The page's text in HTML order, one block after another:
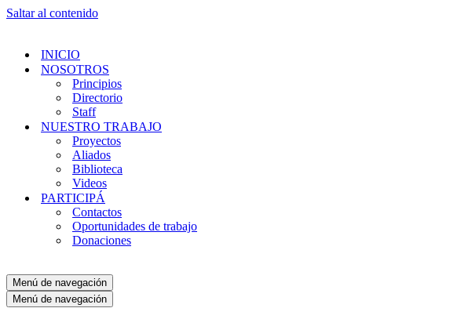
Saltar al contenido
INICIO
NOSOTROS
Principios
Directorio
Staff
NUESTRO TRABAJO
Proyectos
Aliados
Biblioteca
Videos
PARTICIPÁ
Contactos
Oportunidades de trabajo
Donaciones
Menú de navegación
Menú de navegación